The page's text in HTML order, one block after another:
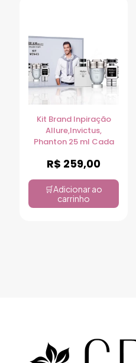
Kit Brand Inpiração
Allure,Invictus,
Phanton 25 ml Cada
R$ 259,00
Adicionar ao
carrinho